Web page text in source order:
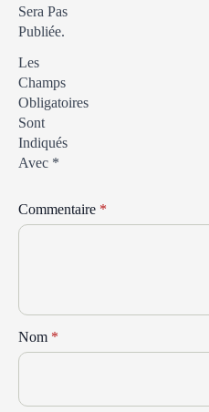
Sera Pas
Publiée.
Les
Champs
Obligatoires
Sont
Indiqués
Avec *
Commentaire *
Nom *